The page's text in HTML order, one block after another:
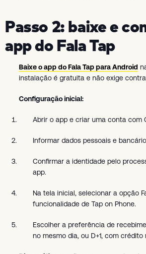
Passo 2: baixe e
app do Fala Tap
Baixe o app do Fala Tap para Android
instalação é gratuita e não exige
Configuração inicial:
Abrir o app e criar uma conta com
Informar dados pessoais e
Confirmar a identidade pelo
app.
Na tela inicial, selecionar a opção
funcionalidade de Tap on Phone.
Escolher a preferência de
no mesmo dia, ou D+1, com